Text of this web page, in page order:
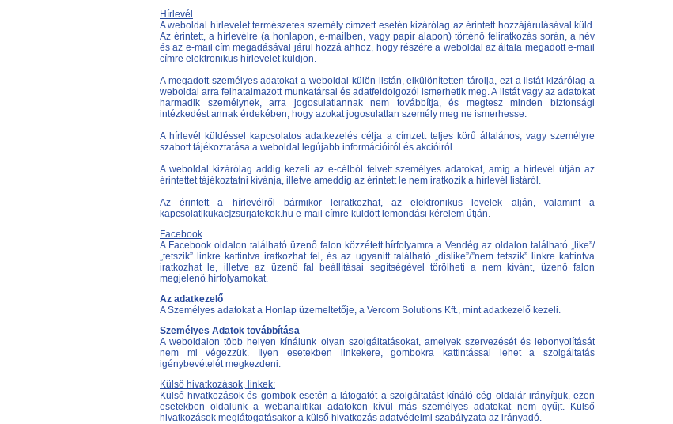
Hírlevél
A weboldal hírlevelet természetes személy címzett esetén kizárólag az érintett hozzájárulásával küld.
Az érintett, a hírlevélre (a honlapon, e-mailben, vagy papír alapon) történő feliratkozás során, a név
és az e-mail cím megadásával járul hozzá ahhoz, hogy részére a weboldal az általa megadott e-mail
címre elektronikus hírlevelet küldjön.
A megadott személyes adatokat a weboldal külön listán, elkülönítetten tárolja, ezt a listát kizárólag a
weboldal arra felhatalmazott munkatársai és adatfeldolgozói ismerhetik meg. A listát vagy az adatokat
harmadik személynek, arra jogosulatlannak nem továbbítja, és megtesz minden biztonsági
intézkedést annak érdekében, hogy azokat jogosulatlan személy meg ne ismerhesse.
A hírlevél küldéssel kapcsolatos adatkezelés célja a címzett teljes körű általános, vagy személyre
szabott tájékoztatása a weboldal legújabb információiról és akcióiról.
A weboldal kizárólag addig kezeli az e-célból felvett személyes adatokat, amíg a hírlevél útján az
érintettet tájékoztatni kívánja, illetve ameddig az érintett le nem iratkozik a hírlevél listáról.
Az érintett a hírlevélről bármikor leiratkozhat, az elektronikus levelek alján, valamint a
kapcsolat[kukac]zsurjatekok.hu e-mail címre küldött lemondási kérelem útján.
Facebook
A Facebook oldalon található üzenő falon közzétett hírfolyamra a Vendég az oldalon található „like”/
„tetszik” linkre kattintva iratkozhat fel, és az ugyanitt található „dislike”/”nem tetszik” linkre kattintva
iratkozhat le, illetve az üzenő fal beállításai segítségével törölheti a nem kívánt, üzenő falon
megjelenő hírfolyamokat.
Az adatkezelő
A Személyes adatokat a Honlap üzemeltetője, a Vercom Solutions Kft., mint adatkezelő kezeli.
Személyes Adatok továbbítása
A weboldalon több helyen kínálunk olyan szolgáltatásokat, amelyek szervezését és lebonyolítását
nem mi végezzük. Ilyen esetekben linkekere, gombokra kattintással lehet a szolgáltatás
igénybevételét megkezdeni.
Külső hivatkozások, linkek:
Külső hivatkozások és gombok esetén a látogatót a szolgáltatást kínáló cég oldalár irányítjuk, ezen
esetekben oldalunk a webanalitikai adatokon kívül más személyes adatokat nem gyűjt. Külső
hivatkozások meglátogatásakor a külső hivatkozás adatvédelmi szabályzata az irányadó.